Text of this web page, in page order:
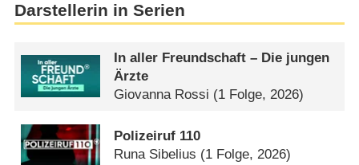
Darstellerin in Serien
In aller Freundschaft – Die jungen
Ärzte
Giovanna Rossi (1 Folge, 2026)
Polizeiruf 110
Runa Sibelius (1 Folge, 2026)